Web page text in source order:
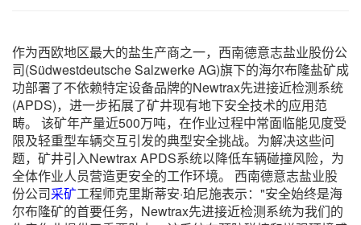
作为西欧地区最大的盐生产商之一，西南德意志盐业股份公
司(Südwestdeutsche Salzwerke AG)旗下的海尔布隆盐矿成
功部署了不依赖特定设备品牌的Newtrax先进接近检测系统
(APDS)，进一步拓展了矿井现有地下安全技术的应用范
畴。 该矿年产量近500万吨，在作业过程中常面临能见度受
限及轻重型车辆交互引发的典型安全挑战。为解决这些问
题，矿井引入Newtrax APDS系统以降低车辆碰撞风险，为
全体作业人员营造更安全的工作环境。 西南德意志盐业股
份公司采矿工程师克里斯蒂安·珀尼施表示："安全始终是海
尔布隆矿的首要任务，Newtrax先进接近检测系统为我们的